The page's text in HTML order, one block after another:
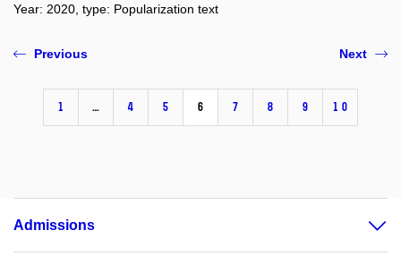
Year: 2020, type: Popularization text
Previous
1 … 4 5 6 7 8 9 10
Next
Admissions